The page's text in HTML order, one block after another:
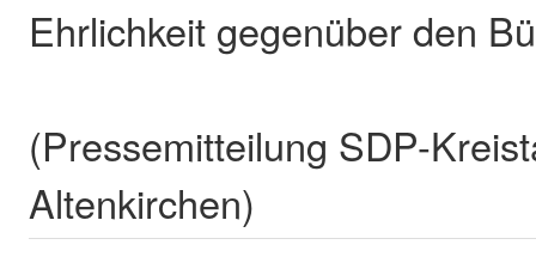
Ehrlichkeit gegenüber den
(Pressemitteilung SDP-
Altenkirchen)